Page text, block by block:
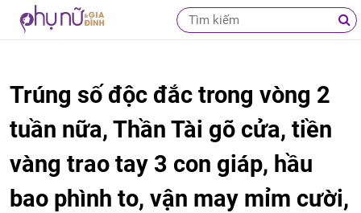
Trúng số độc đắc trong vòng 2
tuần nữa, Thần Tài gõ cửa, tiền
vàng trao tay 3 con giáp, hầu
bao phình to, vận may mỉm cười,